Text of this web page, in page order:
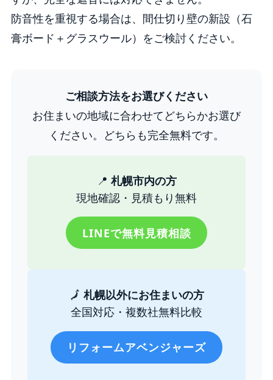
防音性を重視する場合は、間仕切り壁の新設（石
膏ボード＋グラスウール）をご検討ください。
ご相談方法をお選びください
お住まいの地域に合わせてどちらかお選び
ください。どちらも完全無料です。
📍 札幌市内の方
現地確認・見積もり無料
LINEで無料見積相談
🗾 札幌以外にお住まいの方
全国対応・複数社無料比較
リフォームアベンジャーズ